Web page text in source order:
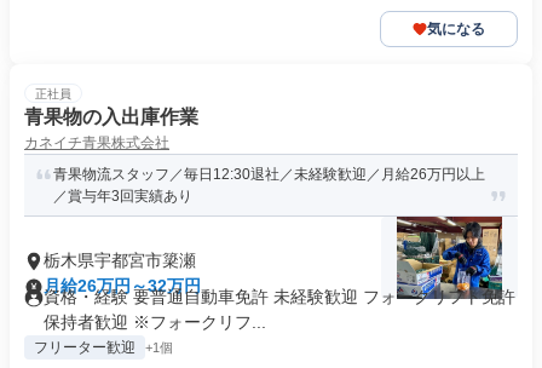
気になる
正社員
青果物の入出庫作業
カネイチ青果株式会社
青果物流スタッフ／毎日12:30退社／未経験歓迎／月給26万円以上
／賞与年3回実績あり
栃木県宇都宮市簗瀬
月給26万円～32万円
資格・経験 要普通自動車免許 未経験歓迎 フォークリフト免許
保持者歓迎 ※フォークリフ...
フリーター歓迎 +1個